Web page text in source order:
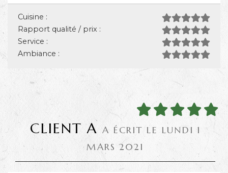
Cuisine :
Rapport qualité / prix :
Service :
Ambiance :
CLIENT A A ÉCRIT LE LUNDI 1
MARS 2021